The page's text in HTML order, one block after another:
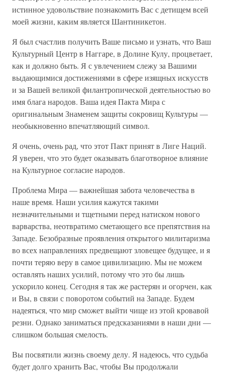
истинное удовольствие познакомить Вас с детищем всей
моей жизни, каким является Шантиникетон.
Я был счастлив получить Ваше письмо и узнать, что Ваш
Культурный Центр в Наггаре, в Долине Кулу, процветает,
как и должно быть. Я с увлечением слежу за Вашими
выдающимися достижениями в сфере изящных искусств
и за Вашей великой филантропической деятельностью во
имя блага народов. Ваша идея Пакта Мира с
оригинальным Знаменем защиты сокровищ Культуры —
необыкновенно впечатляющий символ.
Я очень, очень рад, что этот Пакт принят в Лиге Наций.
Я уверен, что это будет оказывать благотворное влияние
на Культурное согласие народов.
Проблема Мира — важнейшая забота человечества в
наше время. Наши усилия кажутся такими
незначительными и тщетными перед натиском нового
варварства, неотвратимо сметающего все препятствия на
Западе. Безобразные проявления открытого милитаризма
во всех направлениях предвещают зловещее будущее, и я
почти теряю веру в самое цивилизацию. Мы не можем
оставлять наших усилий, потому что это бы лишь
ускорило конец. Сегодня я так же растерян и огорчен, как
и Вы, в связи с поворотом событий на Западе. Будем
надеяться, что мир сможет выйти чище из этой кровавой
резни. Однако заниматься предсказаниями в наши дни —
слишком большая смелость.
Вы посвятили жизнь своему делу. Я надеюсь, что судьба
будет долго хранить Вас, чтобы Вы продолжали